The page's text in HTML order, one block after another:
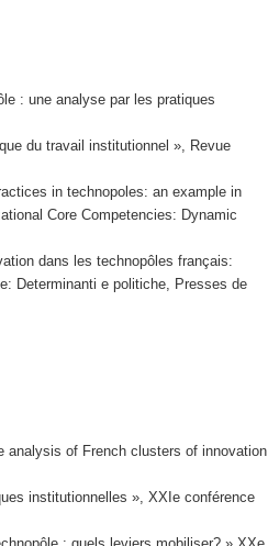
: une analyse par les pratiques
du travail institutionnel », Revue
in technopoles: an example in
Core Competencies: Dynamic
dans les technopôles français:
Determinanti e politiche, Presses de
analysis of French clusters of innovation
institutionnelles », XXIe conférence